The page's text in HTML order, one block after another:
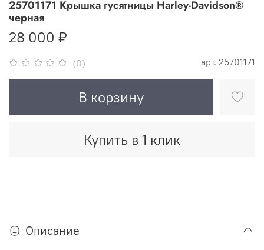
(0) арт. 25701171
25701171 Крышка гусятницы Harley-Davidson®
черная
28 000 ₽
В корзину
Купить в 1 клик
Описание